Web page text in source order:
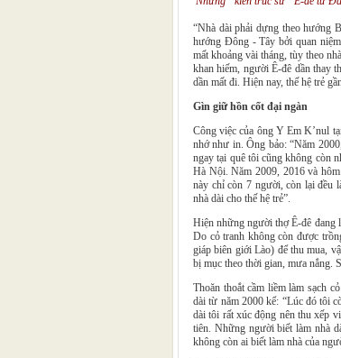
“Nhà dài phải dựng theo hướng
hướng Đông - Tây bởi quan
mất khoảng vài tháng, tùy theo
khan hiếm, người Ê-đê dần thay
dần mất đi. Hiện nay, thế hệ trẻ
Gìn giữ hồn cốt đại ngàn
Công việc của ông Y Em K’nul
nhớ như in. Ông bảo: “Năm
ngay tại quê tôi cũng không còn
Hà Nội. Năm 2009, 2016 và
này chỉ còn 7 người, còn lại đều
nhà dài cho thế hệ trẻ”.
Hiện những người thợ Ê-đê đang
Do cỏ tranh không còn được
giáp biên giới Lào) để thu mua,
bị mục theo thời gian, mưa nắng.
Thoăn thoắt cầm liềm làm sạch
dài từ năm 2000 kể: “Lúc đó tôi
dài tôi rất xúc động nên thu xếp
tiên. Những người biết làm nhà
không còn ai biết làm nhà của